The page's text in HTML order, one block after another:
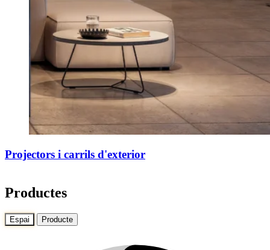
Projectors i carrils d'exterior
Productes
Espai Producte